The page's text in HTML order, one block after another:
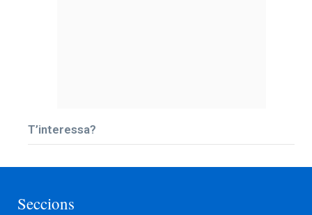
T’interessa?
Seccions